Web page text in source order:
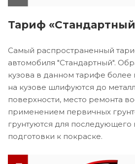
Тариф
Самый распространенный
автомобиля "Стандартный".
кузова в данном тарифе более
на кузове шлифуются до
поверхности, место ремонта
применением первичных
грунтуются для
подготовки к покраске.